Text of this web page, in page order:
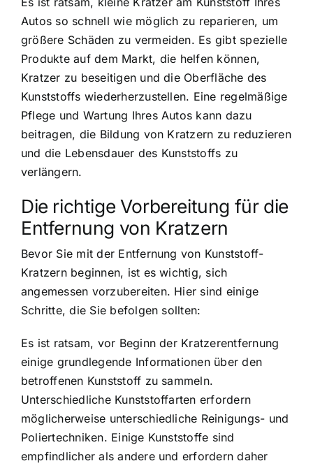
Autos so schnell wie möglich zu reparieren, um
größere Schäden zu vermeiden. Es gibt spezielle
Produkte auf dem Markt, die helfen können,
Kratzer zu beseitigen und die Oberfläche des
Kunststoffs wiederherzustellen. Eine regelmäßige
Pflege und Wartung Ihres Autos kann dazu
beitragen, die Bildung von Kratzern zu reduzieren
und die Lebensdauer des Kunststoffs zu
verlängern.
Die richtige Vorbereitung für die
Entfernung von Kratzern
Bevor Sie mit der Entfernung von Kunststoff-
Kratzern beginnen, ist es wichtig, sich
angemessen vorzubereiten. Hier sind einige
Schritte, die Sie befolgen sollten:
Es ist ratsam, vor Beginn der Kratzerentfernung
einige grundlegende Informationen über den
betroffenen Kunststoff zu sammeln.
Unterschiedliche Kunststoffarten erfordern
möglicherweise unterschiedliche Reinigungs- und
Poliertechniken. Einige Kunststoffe sind
empfindlicher als andere und erfordern daher